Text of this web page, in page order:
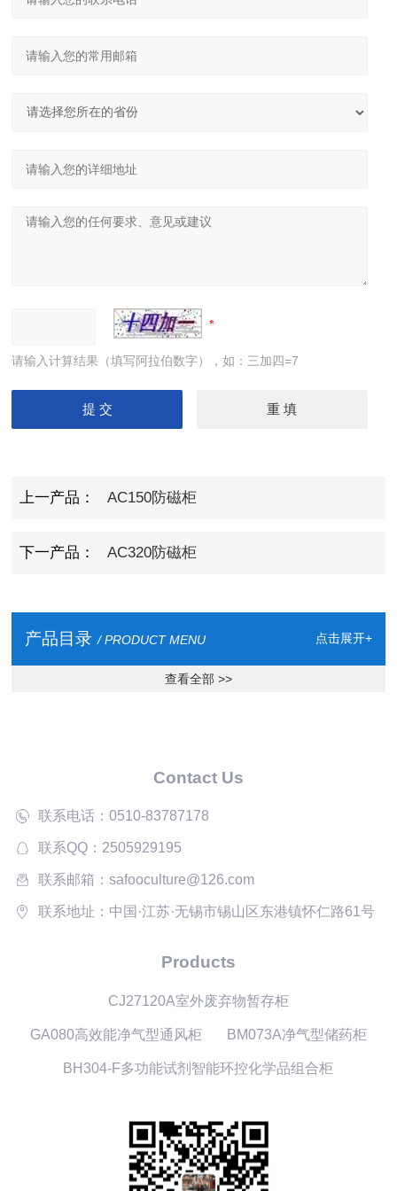
请输入计算结果（填写阿拉伯数字），如：三加四=7
上一产品： AC150防磁柜
下一产品： AC320防磁柜
产品目录 / PRODUCT MENU 点击展开+
查看全部 >>
Contact Us
联系电话：0510-83787178
联系QQ：2505929195
联系邮箱：safooculture@126.com
联系地址：中国·江苏·无锡市锡山区东港镇怀仁路61号
Products
CJ27120A室外废弃物暂存柜
GA080高效能净气型通风柜 BM073A净气型储药柜
BH304-F多功能试剂智能环控化学品组合柜